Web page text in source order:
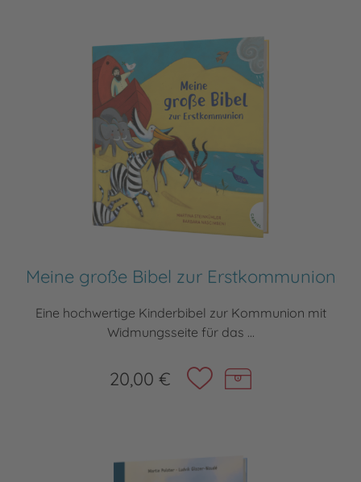
Meine große Bibel zur Erstkommunion
Eine hochwertige Kinderbibel zur Kommunion mit
Widmungsseite für das ...
20,00 €